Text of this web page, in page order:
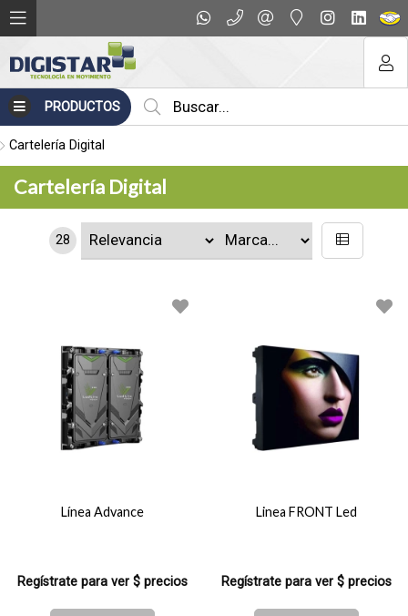
PRODUCTOS
Cartelería Digital
Cartelería Digital
28
Línea Advance
Regístrate para ver $ precios
Linea FRONT Led
Regístrate para ver $ precios